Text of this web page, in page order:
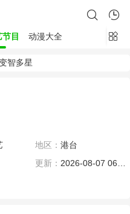
目 动漫大全
智多星
地区： 港台
更新： 2026-08-07 06:00